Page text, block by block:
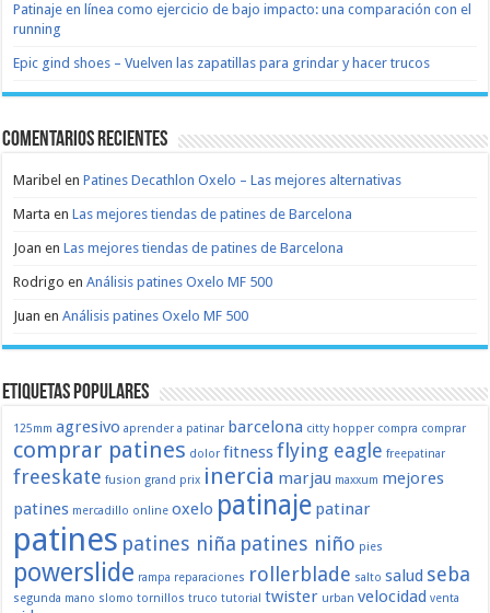
Patinaje en línea como ejercicio de bajo impacto: una comparación con el
running
Epic gind shoes – Vuelven las zapatillas para grindar y hacer trucos
Comentarios recientes
Maribel enPatines Decathlon Oxelo – Las mejores alternativas
Marta enLas mejores tiendas de patines de Barcelona
Joan enLas mejores tiendas de patines de Barcelona
Rodrigo enAnálisis patines Oxelo MF 500
Juan enAnálisis patines Oxelo MF 500
Etiquetas populares
125mm agresivo aprender a patinar barcelona citty hopper compra comprar
comprar patines dolor fitnessflying eagle freepatinar
freeskate fusion grand prix inercia marjau maxxum mejores
patines mercadillo online oxelo patinaje patinar
patines patines niña patines niño pies
powerslide rampa reparaciones rollerblade salto salud seba
segunda mano slomo tornillos truco tutorial twister urban velocidad venta